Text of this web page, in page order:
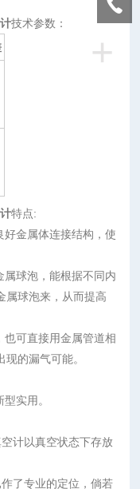
技术参数：
+
特点:
金属体连接结构，使
球泡，能根据不同内
属球泡来，从而提高
可直接用金属管道相
现的漏气可能。
实用。
计以真空状态下存放
了专业的定位，倘若